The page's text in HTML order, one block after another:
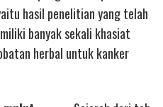
hasil penelitian yang telah
banyak sekali khasiat
herbal untuk kanker